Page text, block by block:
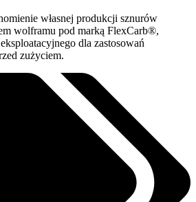
własnej produkcji sznurów
wolframu pod marką FlexCarb®,
dla zastosowań
zużyciem.